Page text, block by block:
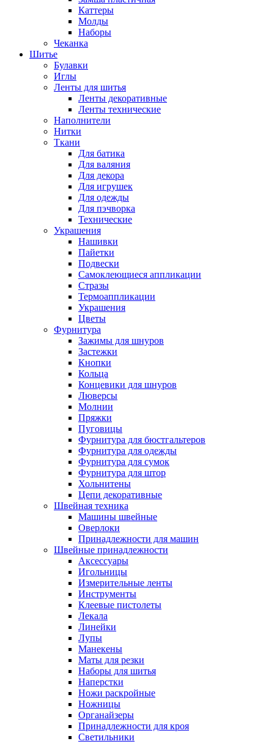
Каттеры
Молды
Наборы
Чеканка
Шитье
Булавки
Иглы
Ленты для шитья
Ленты декоративные
Ленты технические
Наполнители
Нитки
Ткани
Для батика
Для валяния
Для декора
Для игрушек
Для одежды
Для пэчворка
Технические
Украшения
Нашивки
Пайетки
Подвески
Самоклеющиеся аппликации
Стразы
Термоаппликации
Украшения
Цветы
Фурнитура
Зажимы для шнуров
Застежки
Кнопки
Кольца
Концевики для шнуров
Люверсы
Молнии
Пряжки
Пуговицы
Фурнитура для бюстгальтеров
Фурнитура для одежды
Фурнитура для сумок
Фурнитура для штор
Хольнитены
Цепи декоративные
Швейная техника
Машины швейные
Оверлоки
Принадлежности для машин
Швейные принадлежности
Аксессуары
Игольницы
Измерительные ленты
Инструменты
Клеевые пистолеты
Лекала
Линейки
Лупы
Манекены
Маты для резки
Наборы для шитья
Наперстки
Ножи раскройные
Ножницы
Органайзеры
Принадлежности для кроя
Светильники